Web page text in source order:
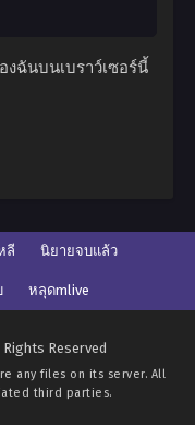
ฉันบนเบราว์เซอร์นี้
ลี นิยายจบแล้ว
หลุดmlive
Reserved
any files on its server. All
third parties.